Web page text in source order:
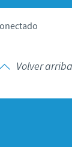
Volver arriba